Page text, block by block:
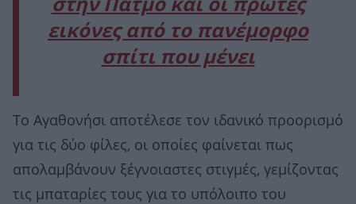
στην Πάτμο και οι πρώτες
εικόνες από το πανέμορφο
σπίτι που μένει
Το Αγαθονήσι αποτέλεσε τον ιδανικό προορισμό
για τις δύο φίλες, οι οποίες φαίνεται πως
απολαμβάνουν ξέγνοιαστες στιγμές, γεμίζοντας
τις μπαταρίες τους για το υπόλοιπο του